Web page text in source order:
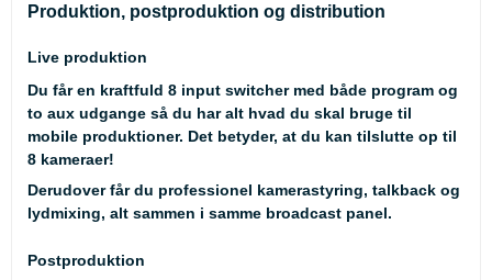
Produktion, postproduktion og distribution
Live produktion
Du får en kraftfuld 8 input switcher med både program og
to aux udgange så du har alt hvad du skal bruge til
mobile produktioner. Det betyder, at du kan tilslutte op til
8 kameraer!
Derudover får du professionel kamerastyring, talkback og
lydmixing, alt sammen i samme broadcast panel.
Postproduktion